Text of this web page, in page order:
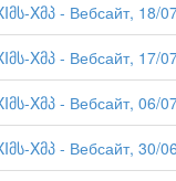
Xმპ - Вебсайт, 18/
Xმპ - Вебсайт, 17/
Xმპ - Вебсайт, 06/
Xმპ - Вебсайт, 30/